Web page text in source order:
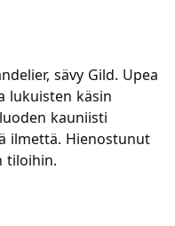
sävy Gild. Upea
lukuisten käsin
kauniisti
ilmettä. Hienostunut
tiloihin.